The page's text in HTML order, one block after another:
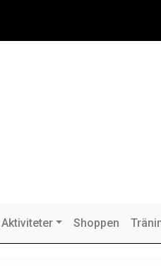
Aktiviteter Shoppen